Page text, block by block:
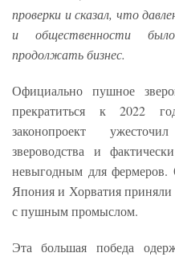
проверки и сказал, что
и общественности
продолжать бизнес.
Официально пушное
прекратиться к 2022
законопроект
звероводства и
невыгодным для
Япония и Хорватия приняли
с пушным промыслом.
Эта большая победа